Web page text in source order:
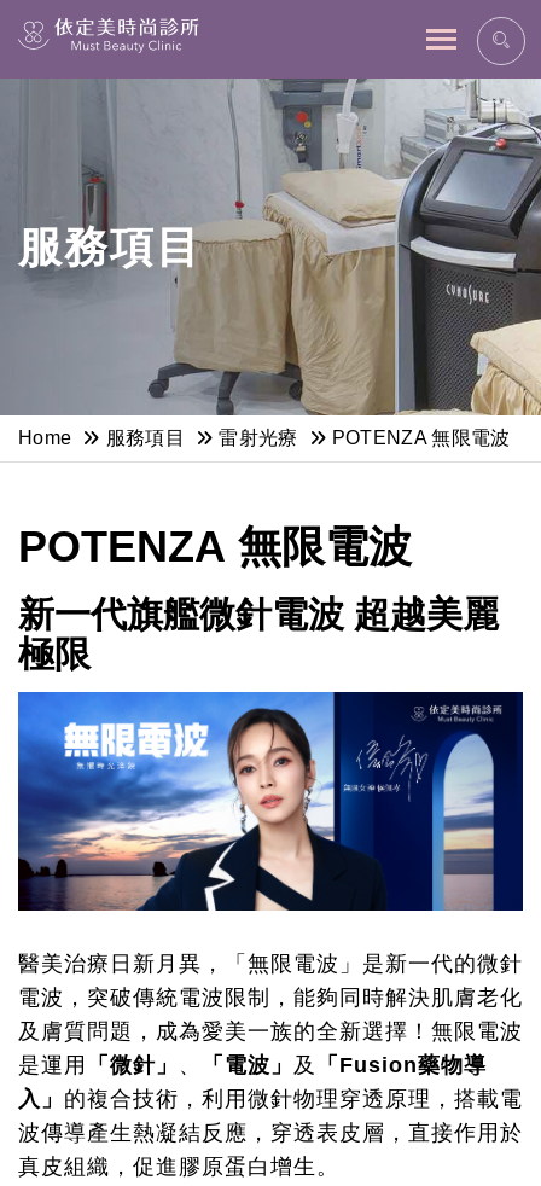
網站主選單
服務項目
Home 服務項目 雷射光療 POTENZA 無限電波
POTENZA 無限電波
新一代旗艦微針電波 超越美麗
極限
醫美治療日新月異，「無限電波」是新一代的微針
電波，突破傳統電波限制，能夠同時解決肌膚老化
及膚質問題，成為愛美一族的全新選擇！無限電波
是運用
「微針」 、 「電波」 及
「Fusion藥物導
入」 的複合技術，利用微針物理穿透原理，搭載電
波傳導產生熱凝結反應，穿透表皮層，直接作用於
真皮組織，促進膠原蛋白增生。